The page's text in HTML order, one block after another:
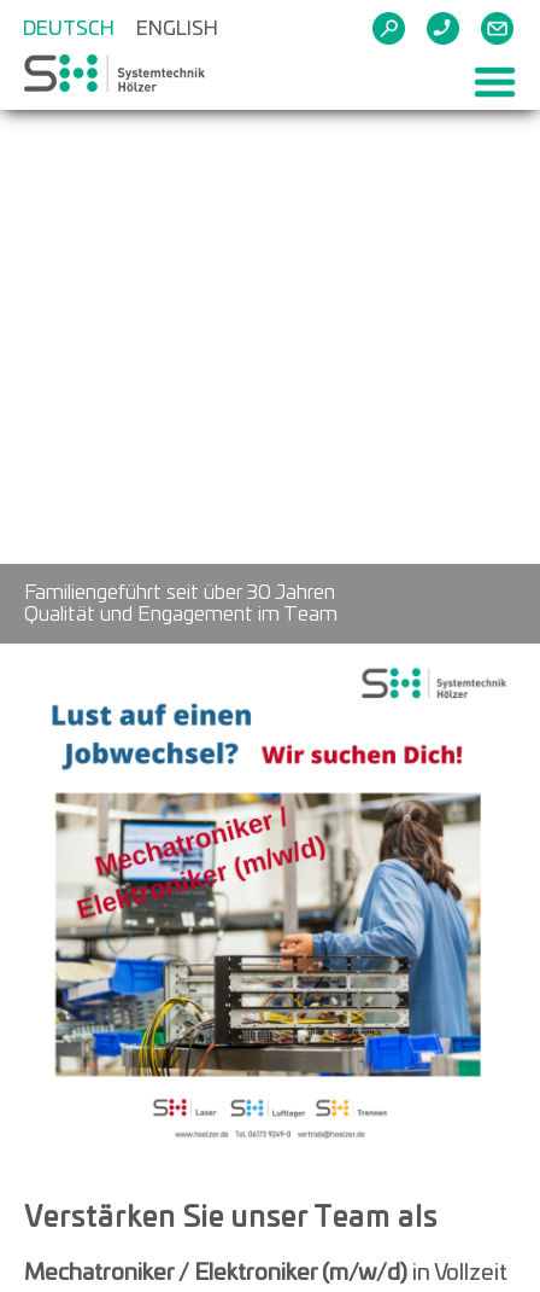
DEUTSCH ENGLISH
Familiengeführt seit über 30 Jahren
Qualität und Engagement im Team
Verstärken Sie unser Team als
Mechatroniker / Elektroniker (m/w/d) in Vollzeit